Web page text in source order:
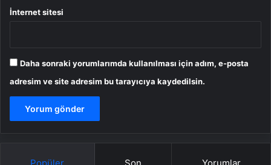
İnternet sitesi
Daha sonraki yorumlarımda kullanılması için adım, e-posta
adresim ve site adresim bu tarayıcıya kaydedilsin.